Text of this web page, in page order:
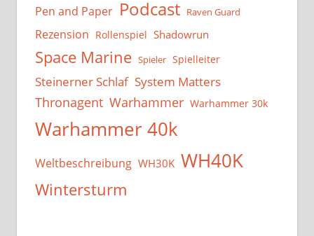
Pen and Paper Podcast Raven Guard
Rezension Rollenspiel Shadowrun
Space Marine Spieler Spielleiter
Steinerner Schlaf System Matters
Thronagent Warhammer Warhammer 30k
Warhammer 40k
Weltbeschreibung WH30K WH40K
Wintersturm